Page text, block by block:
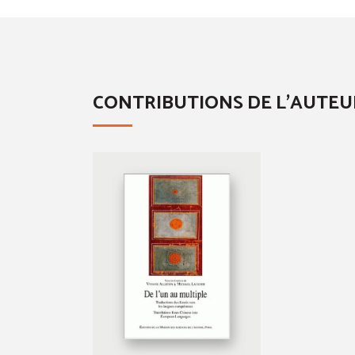
CONTRIBUTIONS DE